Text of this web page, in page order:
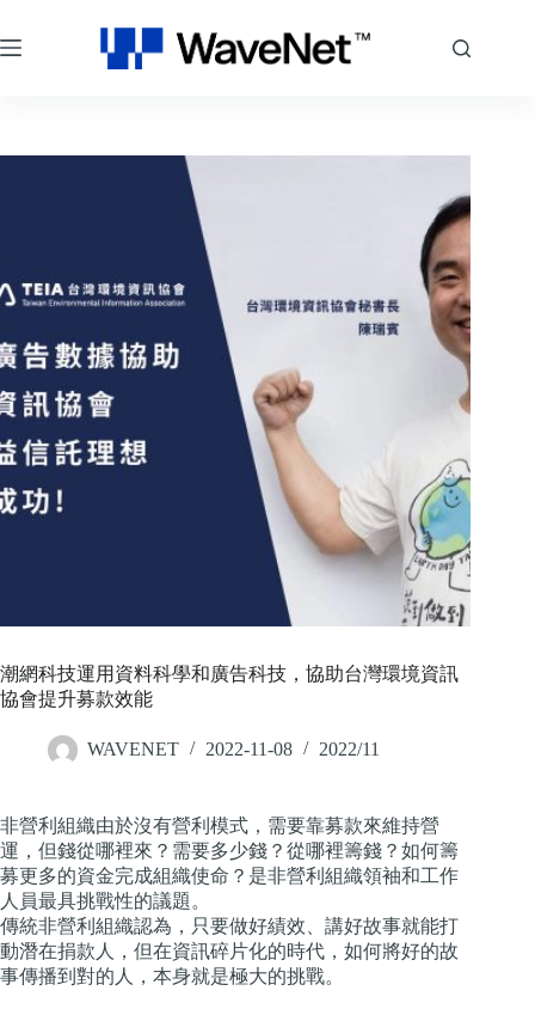
至
主
潮網科技運用資料科學和廣告科技，協助台灣環境資訊
協會提升募款效能
WAVENET 2022-11-08 2022/11
非營利組織由於沒有營利模式，需要靠募款來維持營
運，但錢從哪裡來？需要多少錢？從哪裡籌錢？如何籌
募更多的資金完成組織使命？是非營利組織領袖和工作
人員最具挑戰性的議題。
傳統非營利組織認為，只要做好績效、講好故事就能打
動潛在捐款人，但在資訊碎片化的時代，如何將好的故
事傳播到對的人，本身就是極大的挑戰。